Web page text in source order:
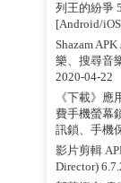
列王的紛爭
[Android/
Shazam
樂、搜尋音
2020-04-22
《下載》應
費手機螢幕
訊鎖、手機
影片剪輯
Director)